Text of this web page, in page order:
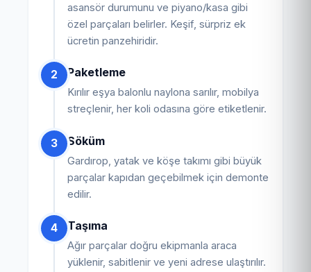
asansör durumunu ve piyano/kasa gibi
özel parçaları belirler. Keşif, sürpriz ek
ücretin panzehiridir.
2 Paketleme
Kırılır eşya balonlu naylona sarılır, mobilya
streçlenir, her koli odasına göre etiketlenir.
3 Söküm
Gardırop, yatak ve köşe takımı gibi büyük
parçalar kapıdan geçebilmek için demonte
edilir.
4 Taşıma
Ağır parçalar doğru ekipmanla araca
yüklenir, sabitlenir ve yeni adrese ulaştırılır.